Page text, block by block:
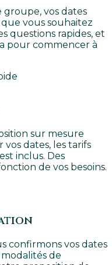
vos dates
vous souhaitez
questions rapides, et
pour commencer à
sur mesure
dates, les tarifs
inclus. Des
de vos besoins.
confirmons vos dates
de